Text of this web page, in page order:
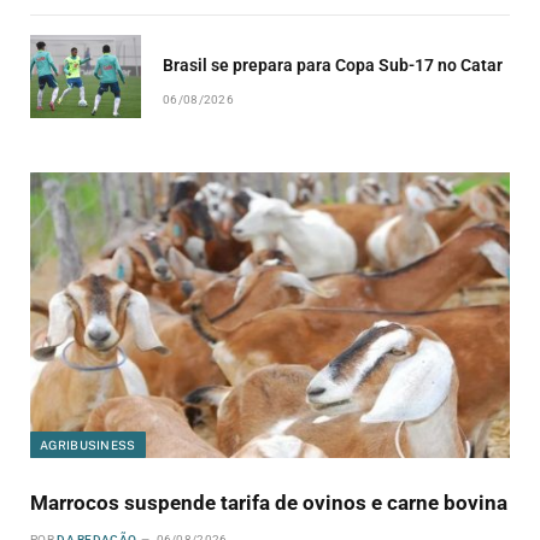
Brasil se prepara para Copa Sub-17 no Catar
06/08/2026
AGRIBUSINESS
Marrocos suspende tarifa de ovinos e carne bovina